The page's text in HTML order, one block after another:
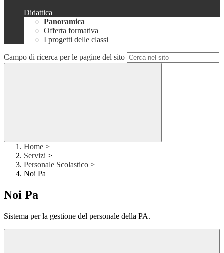
Didattica
Panoramica
Offerta formativa
I progetti delle classi
Campo di ricerca per le pagine del sito
Home >
Servizi >
Personale Scolastico >
Noi Pa
Noi Pa
Sistema per la gestione del personale della PA.